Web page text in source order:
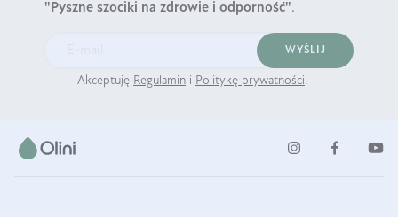
"Pyszne szociki na zdrowie i odporność".
WYŚLIJ
Akceptuję Regulamin i Politykę prywatności.